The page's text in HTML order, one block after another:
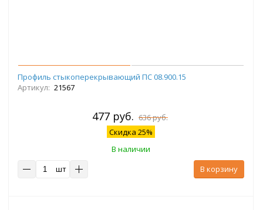
Профиль стыкоперекрывающий ПС 08.900.15
Артикул: 21567
477 руб. 636 руб.
Скидка 25%
В наличии
шт
В корзину